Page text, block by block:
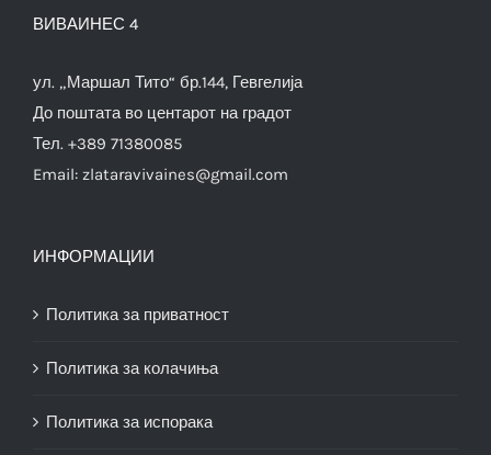
ВИВАИНЕС 4
ул. „Маршал Тито“ бр.144, Гевгелија
До поштата во центарот на градот
Тел. +389 71380085
Email: zlataravivaines@gmail.com
ИНФОРМАЦИИ
Политика за приватност
Политика за колачиња
Политика за испорака